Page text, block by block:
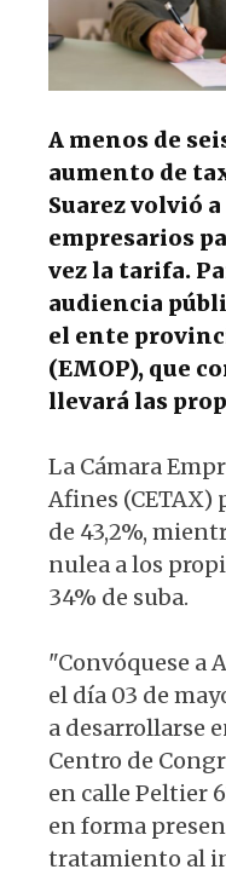
A menos de
aumento de
Suarez volvió
empresarios
vez la tarifa.
audiencia
el ente
(EMOP), que
llevará las
La Cámara
Afines (CETAX)
de 43,2%,
nulea a los
34% de suba.
"Convóquese a
el día 03 de
a desarrollarse
Centro de
en calle Peltier
en forma
tratamiento al